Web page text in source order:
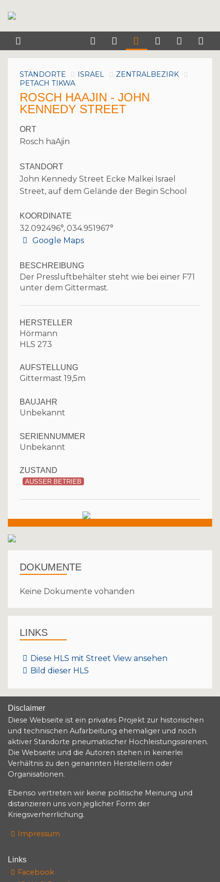
STANDORTE ISRAEL
ZENTRALBEZIRK
PETACH TIKWA
ROSCH HAAJIN - JOHN
KENNEDY STREET
ORT
Rosch haAjin
STANDORT
John Kennedy Street Ecke Malkei Israel
Street, auf dem Gelände der Begin School
KOORDINATE
32.092496°, 034.951967°
Google Maps
BESCHREIBUNG
Der Pressluftbehälter steht wie bei einer F71
unter dem Gittermast.
HERSTELLER
Hörmann
HLS 273
AUFSTELLUNG
Gittermast 19,5m
BAUJAHR
Unbekannt
SERIENNUMMER
Unbekannt
ZUSTAND
AUSSER BETRIEB
DOKUMENTE
Keine Dokumente vohanden
LINKS
Diese HLS mit Street View ansehen
Bild dieser HLS
Disclaimer
Diese Webseite ist ein privates Projekt zur historischen
und technischen Aufarbeitung ehemaliger und noch
aktiver Standorte pneumatischer Hochleistungssirenen.
Die Webseite und die Autoren stehen in keinerlei
Verhältnis zu den genannten Herstellern oder
Organisationen.
Ebenso vertreten wir keine politische Meinung und
distanzieren uns von jeglicher Form der
Kriegsverherrlichung.
Impressum
Links
Facebook